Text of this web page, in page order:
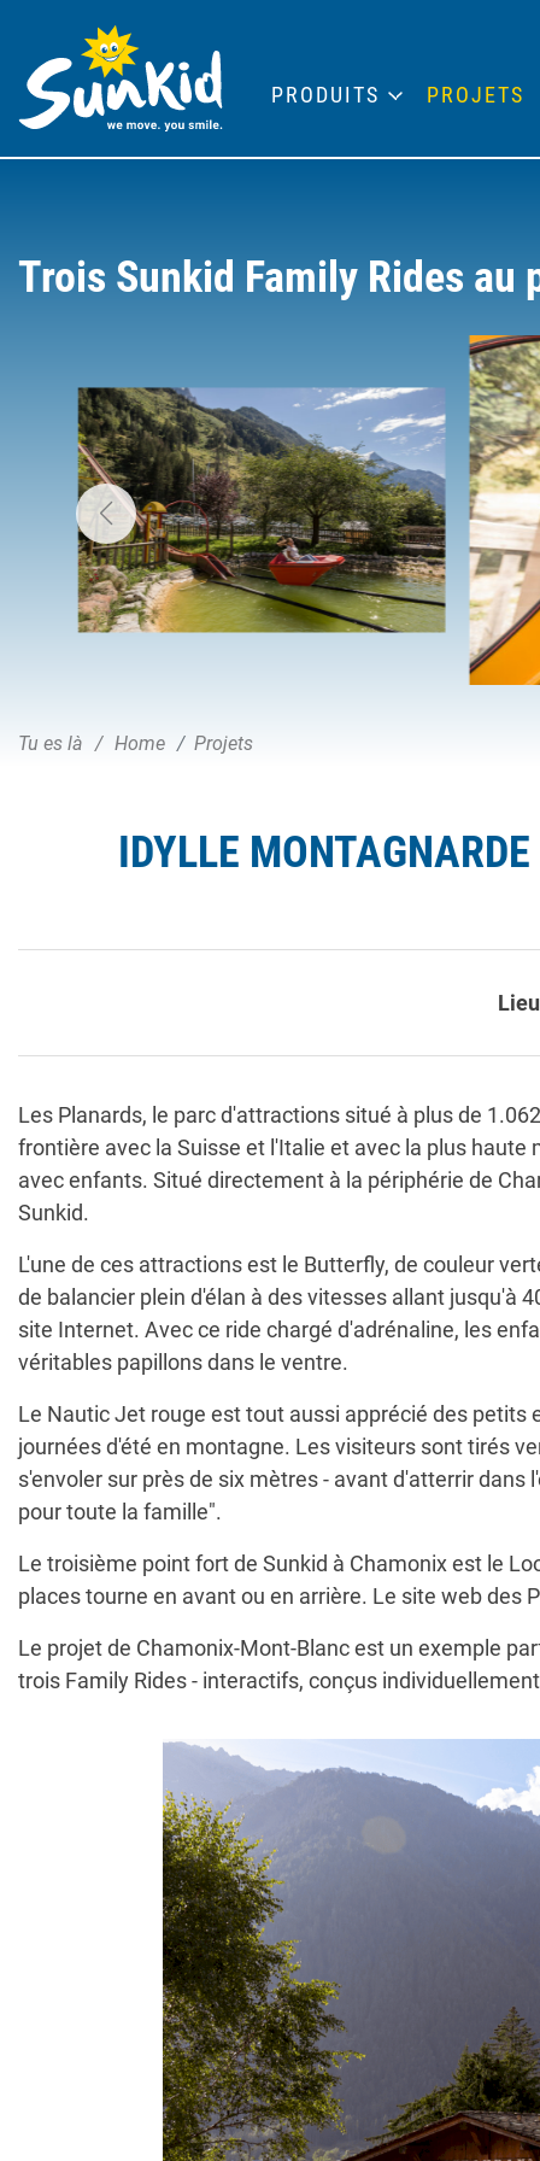
Trois Sunkid Family Rides
Tu es là Home Projets
IDYLLE
Les Planards, le parc d'attractions situé à plus de
frontière avec la Suisse et l'Italie et avec la plus
avec enfants. Situé directement à la périphérie de
Sunkid.
L'une de ces attractions est le Butterfly, de couleur
de balancier plein d'élan à des vitesses allant jusqu'à
site Internet. Avec ce ride chargé d'adrénaline, les
véritables papillons dans le ventre.
Le Nautic Jet rouge est tout aussi apprécié des petits
journées d'été en montagne. Les visiteurs sont tirés
s'envoler sur près de six mètres - avant d'atterrir
pour toute la famille".
Le troisième point fort de Sunkid à Chamonix est le
places tourne en avant ou en arrière. Le site web
Le projet de Chamonix-Mont-Blanc est un exemple
trois Family Rides - interactifs, conçus
PRODUITS PROJETS